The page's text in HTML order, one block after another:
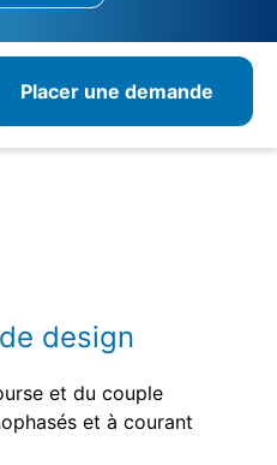
Placer une demande
design
et du couple
et à courant